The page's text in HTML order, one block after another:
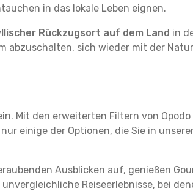
in das lokale Leben eignen.
Rückzugsort auf dem Land in
abzuschalten, sich wieder mit der
Mit den erweiterten Filtern von Opodo
einige der Optionen, die Sie in
Ausblicken auf, genießen
Reiseerlebnisse, bei